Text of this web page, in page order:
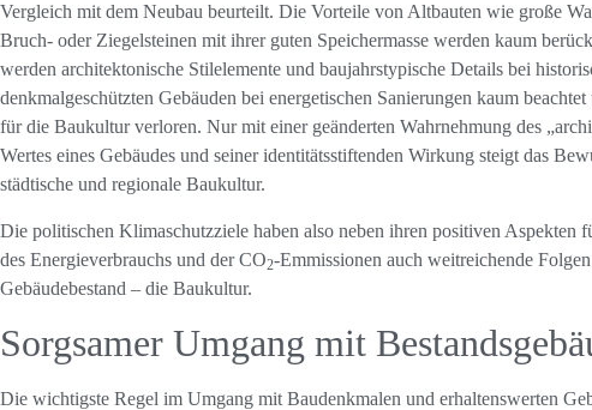
Vergleich mit dem Neubau beurteilt. Die Vorteile von Altbauten wie große
Bruch- oder Ziegelsteinen mit ihrer guten Speichermasse werden kaum
werden architektonische Stilelemente und baujahrstypische Details bei
denkmalgeschützten Gebäuden bei energetischen Sanierungen kaum
für die Baukultur verloren. Nur mit einer geänderten Wahrnehmung des
Wertes eines Gebäudes und seiner identitätsstiftenden Wirkung steigt das
städtische und regionale Baukultur.
Die politischen Klimaschutzziele haben also neben ihren positiven Aspekten
des Energieverbrauchs und der CO2-Emmissionen auch weitreichende
Gebäudebestand – die Baukultur.
Sorgsamer Umgang mit
Die wichtigste Regel im Umgang mit Baudenkmalen und erhaltenswerten